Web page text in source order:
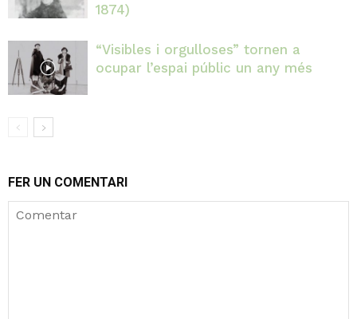
1874)
“Visibles i orgulloses” tornen a
ocupar l’espai públic un any més
FER UN COMENTARI